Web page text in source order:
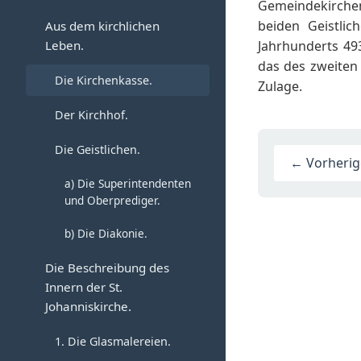
Christi.
Schuhmacher-Gilde aus
dem Jahre 1477.
Die Schöppen.
Heilkunde.
Das kirchliche Leben.
Die Bruderschaft St.
Das Luxusgesetz vom
Hochzeiten.
Kindtaufe und Kirchgang.
Todesfälle und
Beerdigungen.
Die Gilden.
Militärisches.
a. Aushebungen.
b. Musterungen.
Konrektoren.
Die Komturei.
Der Kreuzhof zu
Magdeburg.
Aus dem kirchlichen
Leben.
Die Kirchenkasse.
Der Kirchhof.
Die Geistlichen.
a) Die Superintendenten
und Oberprediger.
b) Die Diakonie.
Die Beschreibung des
Innern der St.
Johanniskirche.
1. Die Glasmalereien.
beiden
Jahrhunderts
das des
Zulage.
←